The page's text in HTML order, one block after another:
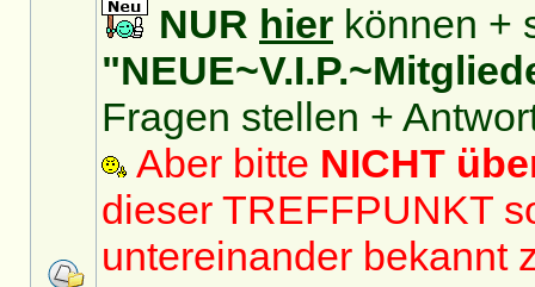
NUR hier können +
Fragen stellen +
Aber bitte NICHT
dieser TREFFPUNKT
untereinander bekannt